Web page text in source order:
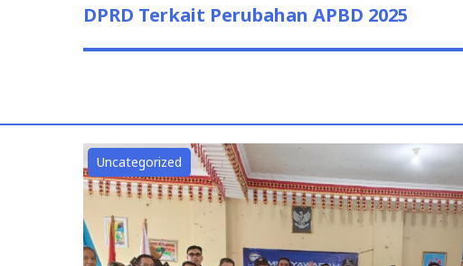
DPRD Terkait Perubahan APBD 2025
Uncategorized